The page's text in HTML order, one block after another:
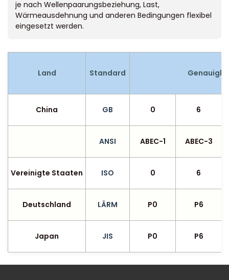
je nach Wellenpaarungsbeziehung, Last,
Wärmeausdehnung und anderen Bedingungen flexibel
eingesetzt werden.
Land Standard
China GB 0 6
ANSI ABEC-1 ABEC-3
Vereinigte Staaten ISO 0 6
Deutschland LÄRM P0 P6
Japan JIS P0 P6